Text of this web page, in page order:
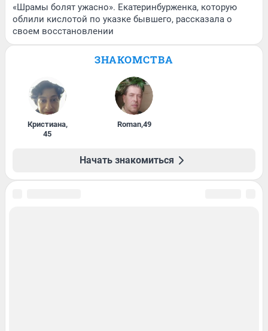
«Шрамы болят ужасно». Екатеринбурженка, которую
облили кислотой по указке бывшего, рассказала о
своем восстановлении
ЗНАКОМСТВА
Кристиана,
45
Roman,49
Начать знакомиться